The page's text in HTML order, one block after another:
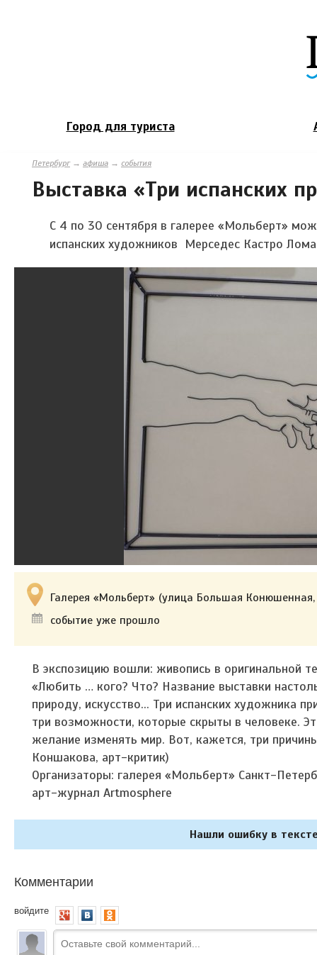
Город для туриста
Петербург→ афиша → события
Выставка «Три испанских
С 4 по 30 сентября в галерее «Мольберт»
испанских художников Мерседес Кастро
Галерея «Мольберт» (улица Большая
событие уже прошло
В экспозицию вошли: живопись в оригинальной
«Любить … кого? Что? Название выставки
природу, искусство... Три испанских художника
три возможности, которые скрыты в человеке.
желание изменять мир. Вот, кажется, три
Коншакова, арт-критик)
Организаторы: галерея «Мольберт» Санкт-
арт-журнал Artmosphere
Нашли ошибку в
Комментарии
войдите